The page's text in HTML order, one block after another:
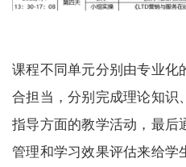
课程不同单元分别由专业化
合担当，分别完成理论知识
指导方面的教学活动，最后
管理和学习效果评估来给学